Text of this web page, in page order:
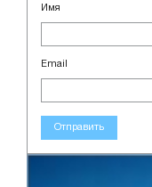
Имя
Email
Отправить